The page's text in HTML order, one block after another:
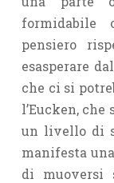
formidabile
pensiero
esasperare
che ci si
l’Eucken, che
un livello di
manifesta
di muoversi